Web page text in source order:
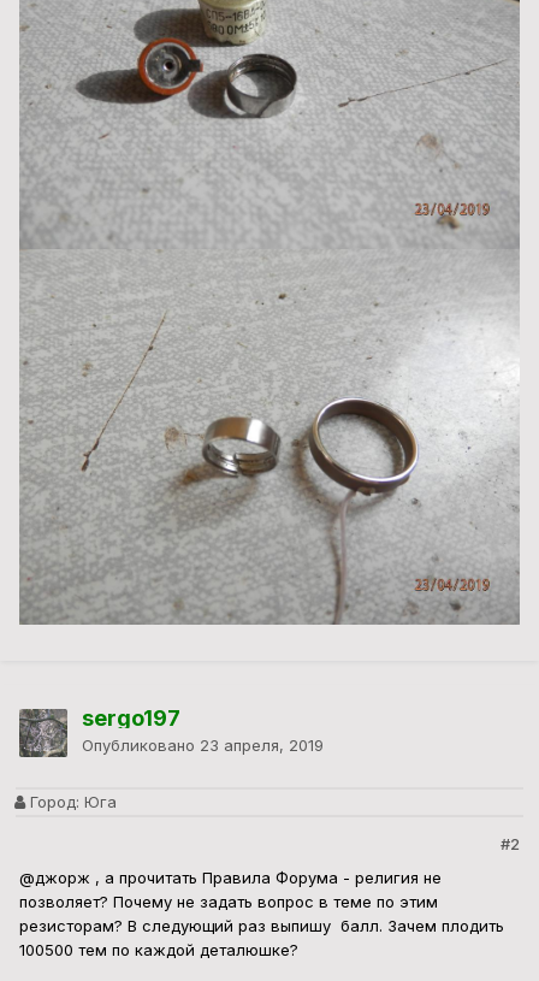
sergo197
Опубликовано 23 апреля, 2019
Город: Юга
#2
@джорж , а прочитать Правила Форума - религия не
позволяет? Почему не задать вопрос в теме по этим
резисторам? В следующий раз выпишу балл. Зачем плодить
100500 тем по каждой деталюшке?